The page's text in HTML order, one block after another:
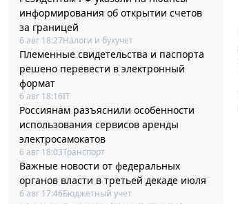
информирования об открытии счетов
за границей
6 авг 18:27Налоги и бухучет
Племенные свидетельства и паспорта
решено перевести в электронный
формат
6 авг 18:16IT
Россиянам разъяснили особенности
использования сервисов аренды
электросамокатов
6 авг 18:03Транспорт
Важные новости от федеральных
органов власти в третьей декаде июля
6 авг 17:46Бюджетный учет